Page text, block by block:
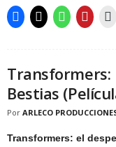
Transformers:
Bestias
Por ARLECO
Transformers: el